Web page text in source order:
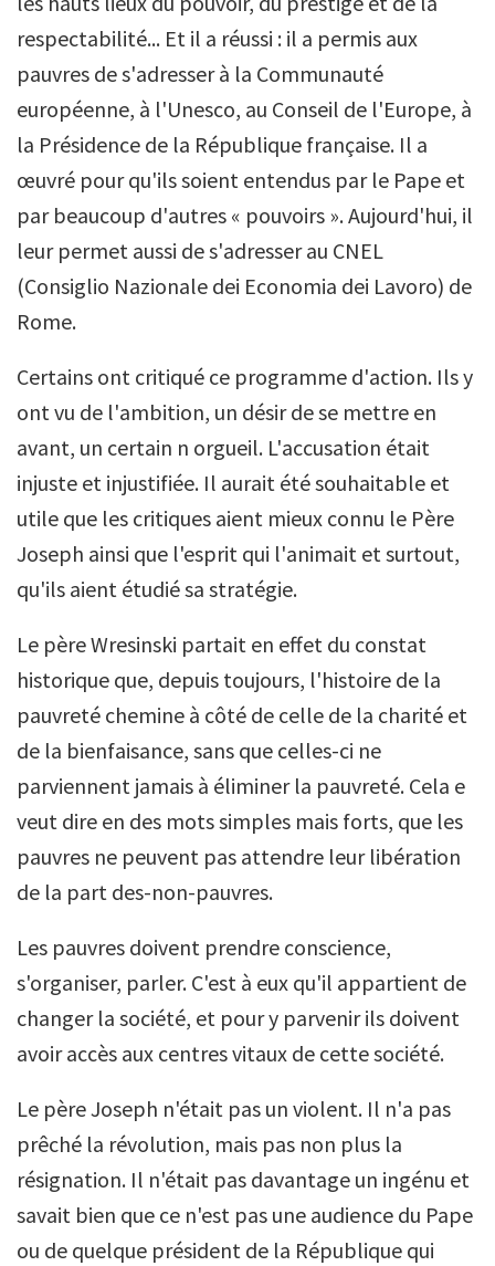
respectabilité... Et il a réussi : il a permis aux
pauvres de s'adresser à la Communauté
européenne, à l'Unesco, au Conseil de l'Europe, à
la Présidence de la République française. Il a
œuvré pour qu'ils soient entendus par le Pape et
par beaucoup d'autres « pouvoirs ». Aujourd'hui, il
leur permet aussi de s'adresser au CNEL
(Consiglio Nazionale dei Economia dei Lavoro) de
Rome.
Certains ont critiqué ce programme d'action. Ils y
ont vu de l'ambition, un désir de se mettre en
avant, un certain n orgueil. L'accusation était
injuste et injustifiée. Il aurait été souhaitable et
utile que les critiques aient mieux connu le Père
Joseph ainsi que l'esprit qui l'animait et surtout,
qu'ils aient étudié sa stratégie.
Le père Wresinski partait en effet du constat
historique que, depuis toujours, l'histoire de la
pauvreté chemine à côté de celle de la charité et
de la bienfaisance, sans que celles-ci ne
parviennent jamais à éliminer la pauvreté. Cela e
veut dire en des mots simples mais forts, que les
pauvres ne peuvent pas attendre leur libération
de la part des-non-pauvres.
Les pauvres doivent prendre conscience,
s'organiser, parler. C'est à eux qu'il appartient de
changer la société, et pour y parvenir ils doivent
avoir accès aux centres vitaux de cette société.
Le père Joseph n'était pas un violent. Il n'a pas
prêché la révolution, mais pas non plus la
résignation. Il n'était pas davantage un ingénu et
savait bien que ce n'est pas une audience du Pape
ou de quelque président de la République qui